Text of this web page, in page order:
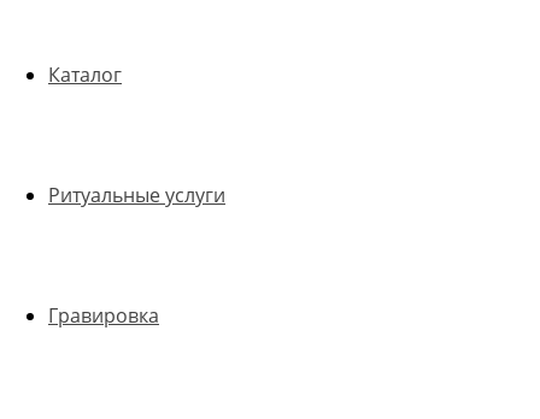
Каталог
Ритуальные услуги
Гравировка